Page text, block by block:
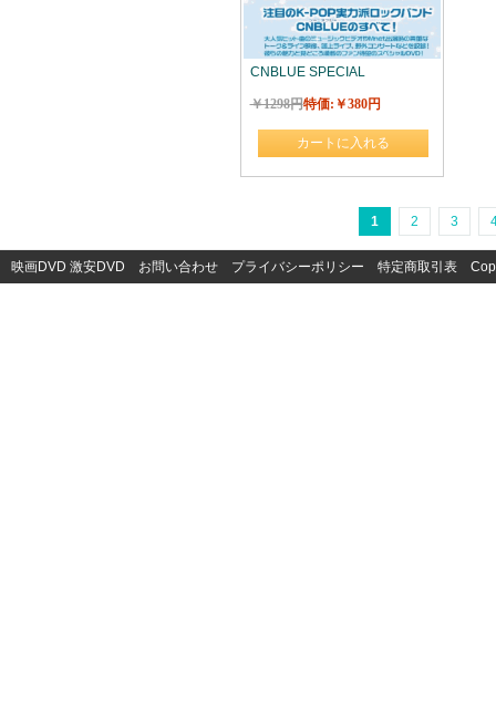
CNBLUE SPECIAL
￥1298円特価:￥380円
カートに入れる
1 2 3
映画DVD 激安DVD お問い合わせ プライバシーポリシー 特定商取引表